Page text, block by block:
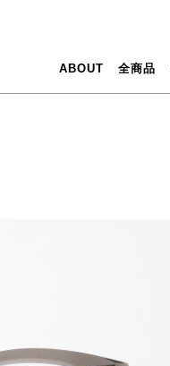
ABOUT 全商品